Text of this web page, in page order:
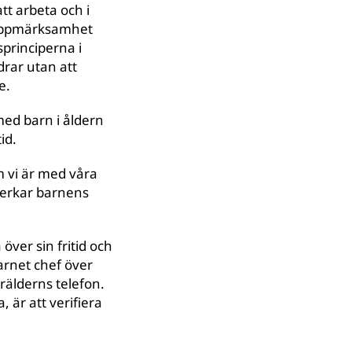
arbeta och i
i
utan att
barn i åldern
vi är med våra
barnens
över sin fritid och
chef över
telefon.
är att verifiera